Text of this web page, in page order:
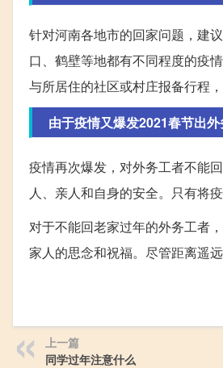
针对河南各地市的回家问题，建
口、鹤壁等地都有不同程度的疫
与所居住的社区或村庄报备行程
由于疫情又爆发2021春节出
疫情再次爆发，对外务工者不能
人、亲人和自身的安全。只有将
对于不能回老家过年的外务工者
家人的思念和祝福。尽管距离遥
上一篇
同学过年注意什么